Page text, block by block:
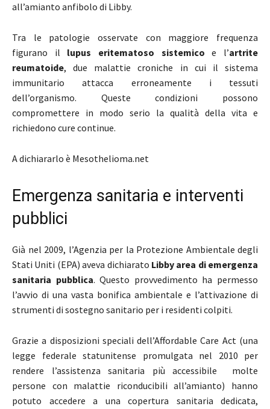
all’amianto anfibolo di Libby.
Tra le patologie osservate con maggiore frequenza
figurano il lupus eritematoso sistemico e l’artrite
reumatoide, due malattie croniche in cui il sistema
immunitario attacca erroneamente i tessuti
dell’organismo. Queste condizioni possono
compromettere in modo serio la qualità della vita e
richiedono cure continue.
A dichiararlo è Mesothelioma.net
Emergenza sanitaria e interventi
pubblici
Già nel 2009, l’Agenzia per la Protezione Ambientale degli
Stati Uniti (EPA) aveva dichiarato Libby area di emergenza
sanitaria pubblica. Questo provvedimento ha permesso
l’avvio di una vasta bonifica ambientale e l’attivazione di
strumenti di sostegno sanitario per i residenti colpiti.
Grazie a disposizioni speciali dell’Affordable Care Act (una
legge federale statunitense promulgata nel 2010 per
rendere l’assistenza sanitaria più accessibile molte
persone con malattie riconducibili all’amianto) hanno
potuto accedere a una copertura sanitaria dedicata,